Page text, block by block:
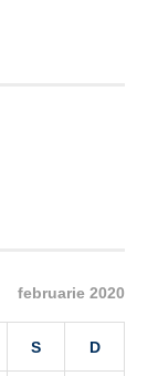
februarie 2020
S D